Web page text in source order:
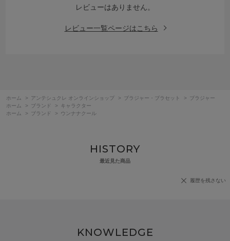
レビューはありません。
レビュー一覧ページはこちら
ホーム > アンテシュクレ オンラインショップ > ブラジャー・ブラセット >
ブラジャー
ホーム
> ブランド >
キャラクター
ホーム
> ブランド > ウンナナクール
HISTORY
最近見た商品
履歴を残さない
KNOWLEDGE